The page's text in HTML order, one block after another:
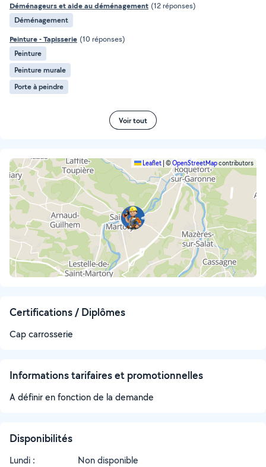
Déménageurs et aide au déménagement (12 réponses)
Déménagement
Peinture - Tapisserie (10 réponses)
Peinture
Peinture murale
Porte à peindre
Voir tout
Leaflet ©OpenStreetMapcontributors
Certifications / Diplômes
Cap carrosserie
Informations tarifaires et promotionnelles
A définir en fonction de la demande
Disponibilités
Lundi :
Non disponible